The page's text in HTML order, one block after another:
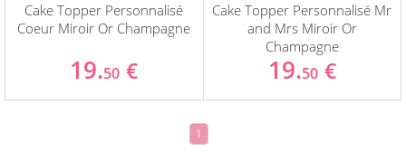
Cake Topper Personnalisé
Coeur Miroir Or Champagne
19.50 €
Cake Topper Personnalisé Mr
and Mrs Miroir Or
Champagne
19.50 €
1